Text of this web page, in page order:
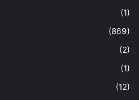
(1)
(869)
(2)
(1)
(12)